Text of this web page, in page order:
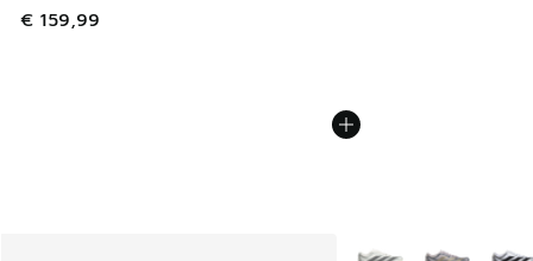
€ 159,99
Meer kleuren